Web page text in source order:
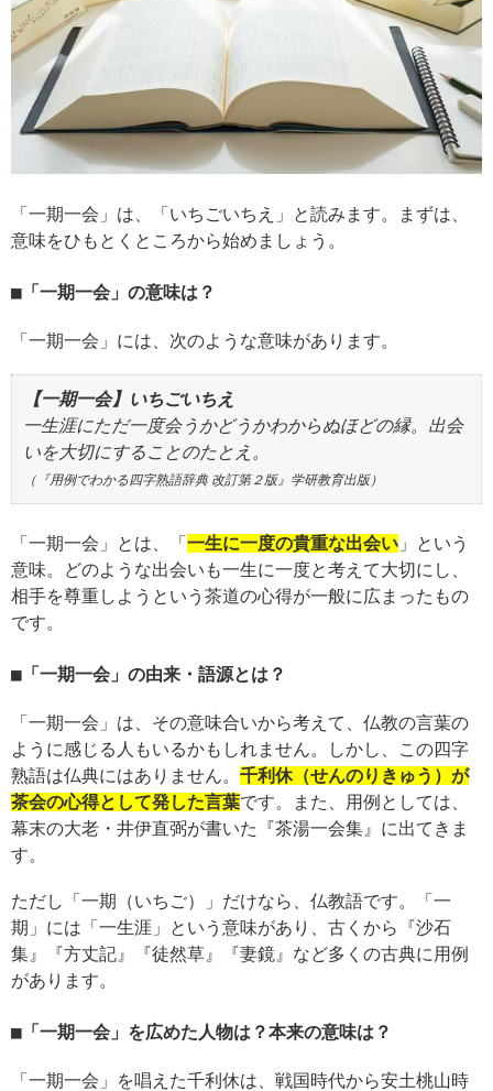
「一期一会」は、「いちごいちえ」と読みます。まずは、
意味をひもとくところから始めましょう。
「一期一会」の意味は？
「一期一会」には、次のような意味があります。
【一期一会】いちごいちえ
一生涯にただ一度会うかどうかわからぬほどの縁。出会
いを大切にすることのたとえ。
（『用例でわかる四字熟語辞典 改訂第２版』学研教育出版）
「一期一会」とは、「 一生に一度の貴重な出会い 」という
意味。どのような出会いも一生に一度と考えて大切にし、
相手を尊重しようという茶道の心得が一般に広まったもの
です。
「一期一会」の由来・語源とは？
「一期一会」は、その意味合いから考えて、仏教の言葉の
ように感じる人もいるかもしれません。しかし、この四字
熟語は仏典にはありません。 千利休（せんのりきゅう）が
茶会の心得として発した言葉です。また、用例としては、
幕末の大老・井伊直弼が書いた『茶湯一会集』に出てきま
す。
ただし「一期（いちご）」だけなら、仏教語です。「一
期」には「一生涯」という意味があり、古くから『沙石
集』『方丈記』『徒然草』『妻鏡』など多くの古典に用例
があります。
「一期一会」を広めた人物は？本来の意味は？
「一期一会」を唱えた千利休は、戦国時代から安土桃山時